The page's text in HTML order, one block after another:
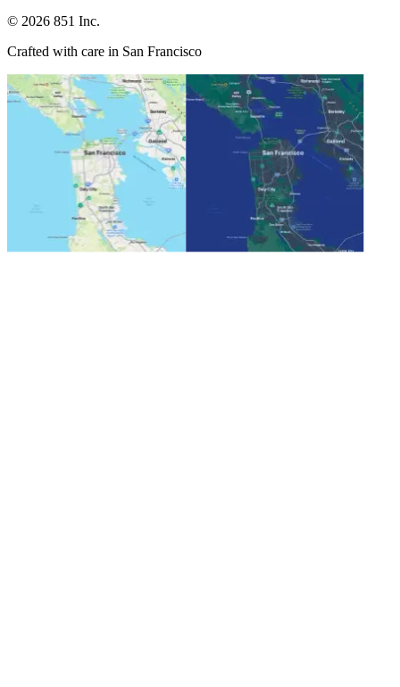
© 2026 851 Inc.
Crafted with care in San Francisco